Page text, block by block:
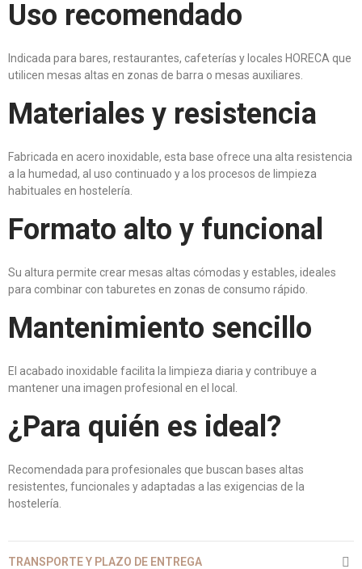
Uso recomendado
Indicada para bares, restaurantes, cafeterías y locales HORECA que
utilicen mesas altas en zonas de barra o mesas auxiliares.
Materiales y resistencia
Fabricada en acero inoxidable, esta base ofrece una alta resistencia
a la humedad, al uso continuado y a los procesos de limpieza
habituales en hostelería.
Formato alto y funcional
Su altura permite crear mesas altas cómodas y estables, ideales
para combinar con taburetes en zonas de consumo rápido.
Mantenimiento sencillo
El acabado inoxidable facilita la limpieza diaria y contribuye a
mantener una imagen profesional en el local.
¿Para quién es ideal?
Recomendada para profesionales que buscan bases altas
resistentes, funcionales y adaptadas a las exigencias de la
hostelería.
TRANSPORTE Y PLAZO DE ENTREGA